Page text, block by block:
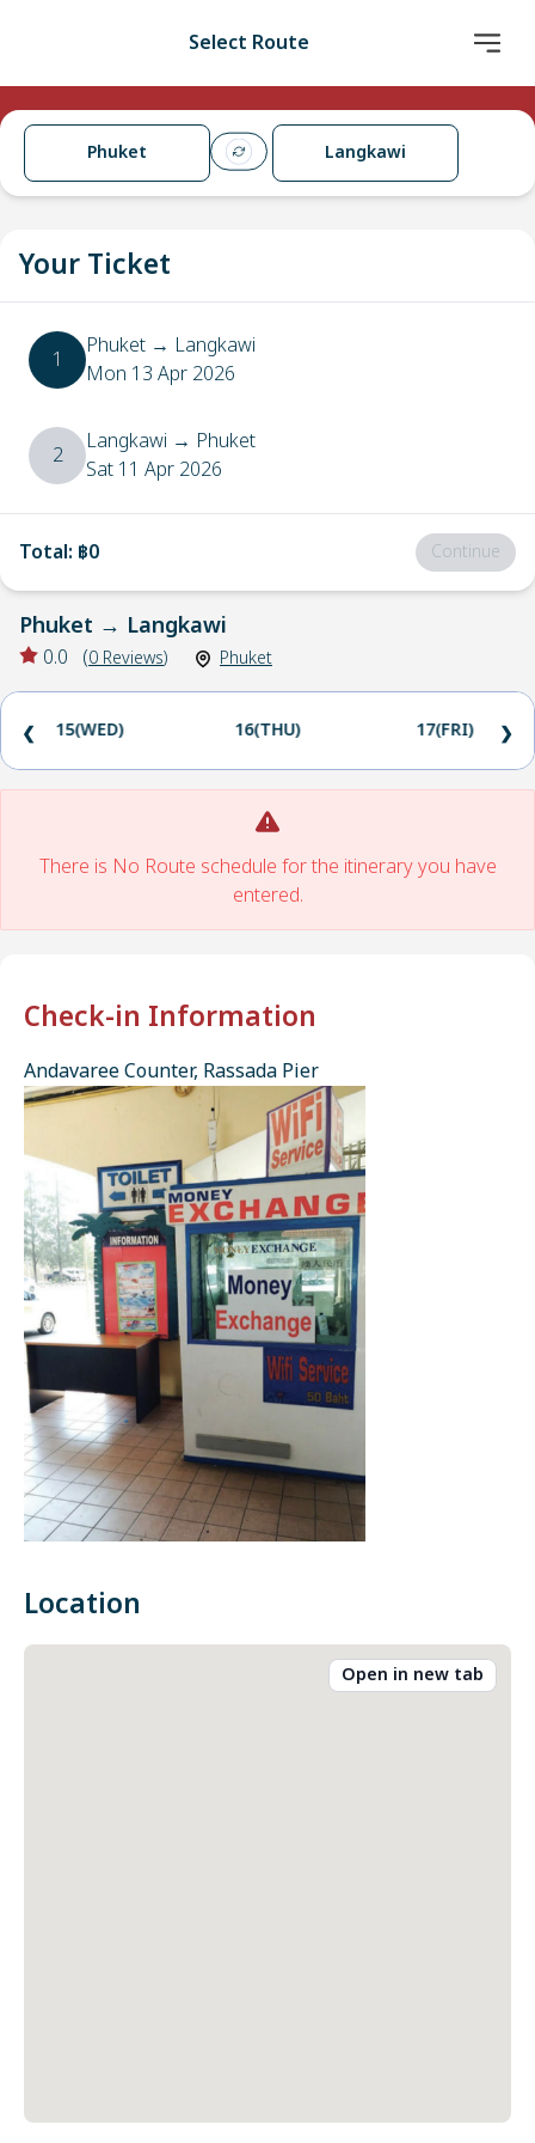
Select Route
Phuket Langkawi
Your Ticket
1 Phuket → Langkawi
Mon 13 Apr 2026
2 Langkawi → Phuket
Sat 11 Apr 2026
Total: ฿0 Continue
Phuket → Langkawi
0.0 (0 Reviews) Phuket
15(WED) 16(THU) 17(FRI)
❮ ❯
There is No Route schedule for the itinerary you have
entered.
Check-in Information
Andavaree Counter, Rassada Pier
Location
Open in new tab